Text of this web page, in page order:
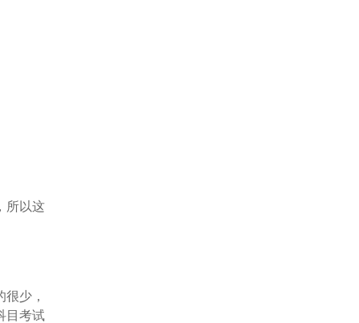
所以这
少，
目考试